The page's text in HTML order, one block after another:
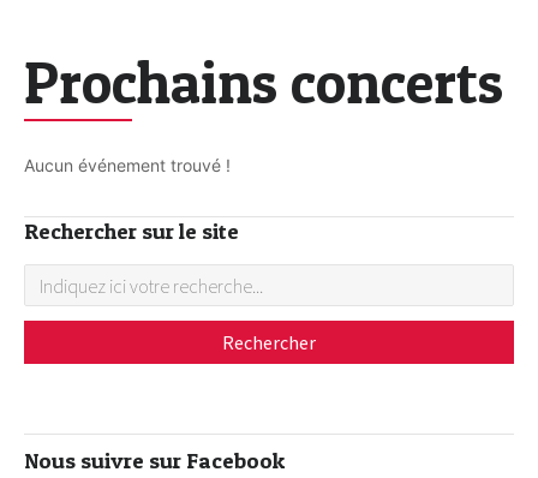
Prochains concerts
Aucun événement trouvé !
Rechercher sur le site
Nous suivre sur Facebook